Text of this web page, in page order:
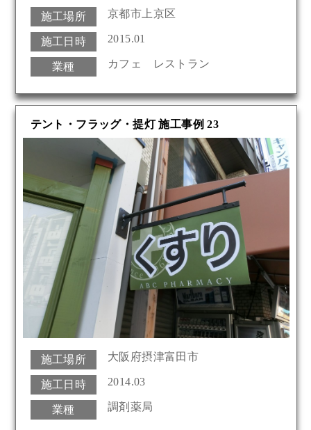
施工場所 京都市上京区
施工日時 2015.01
業種 カフェ レストラン
テント・フラッグ・提灯 施工事例 23
施工場所 大阪府摂津富田市
施工日時 2014.03
業種 調剤薬局